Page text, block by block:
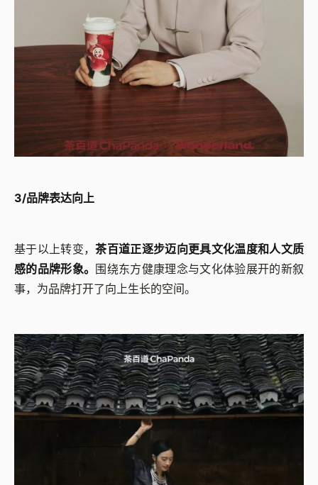
3/品牌表达向上
基于以上转变，茶百道正逐步迈向更具文化温度和人文质
感的品牌形象。 围绕东方健康理念与文化体验展开的新叙
事，为品牌打开了向上生长的空间。